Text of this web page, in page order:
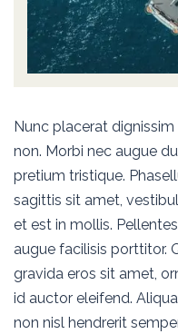
Nunc placerat
non. Morbi nec augue
pretium tristique.
sagittis sit amet,
et est in mollis.
augue facilisis porttitor.
gravida eros sit amet,
id auctor eleifend.
non nisl hendrerit